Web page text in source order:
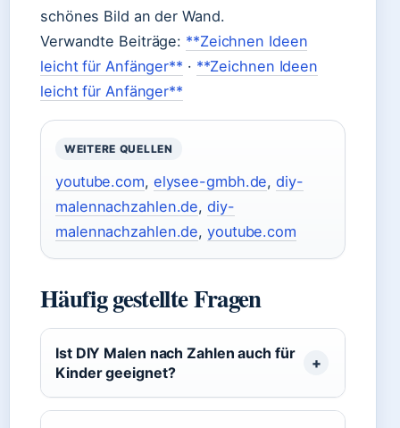
schönes Bild an der Wand.
Verwandte Beiträge: **Zeichnen Ideen
leicht für Anfänger** · **Zeichnen Ideen
leicht für Anfänger**
WEITERE QUELLEN
youtube.com, elysee-gmbh.de,diy-
malennachzahlen.de,diy-
malennachzahlen.de,youtube.com
Häufig gestellte Fragen
Ist DIY Malen nach Zahlen auch für
Kinder geeignet?